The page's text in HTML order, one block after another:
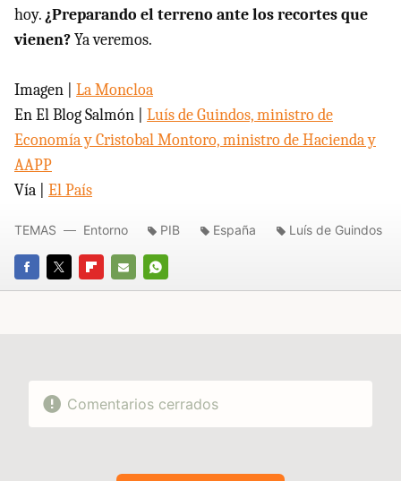
hoy. ¿Preparando el terreno ante los recortes que
vienen?Ya veremos.
Imagen | La Moncloa
En El Blog Salmón | Luís de Guindos, ministro de
Economía y Cristobal Montoro, ministro de Hacienda y
AAPP
Vía | El País
FACEBOOK
TWITTERFLIPBOARD
E-
WHATSAPP
TEMAS Entorno PIB España Luís de Guindos
Comentarios cerrados